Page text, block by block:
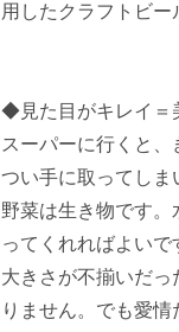
用したクラフトビー
◆見た目がキレイ＝
スーパーに行くと
つい手に取ってしま
野菜は生き物です。
ってくれればよいで
大きさが不揃いだ
りません。でも愛情